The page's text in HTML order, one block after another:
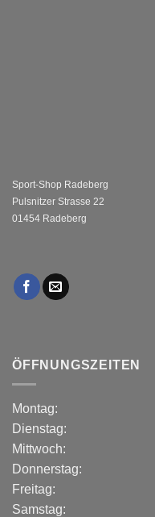
Sport-Shop Radeberg
Pulsnitzer Strasse 22
01454 Radeberg
ÖFFNUNGSZEITEN
Montag:
Dienstag:
Mittwoch:
Donnerstag:
Freitag:
Samstag: